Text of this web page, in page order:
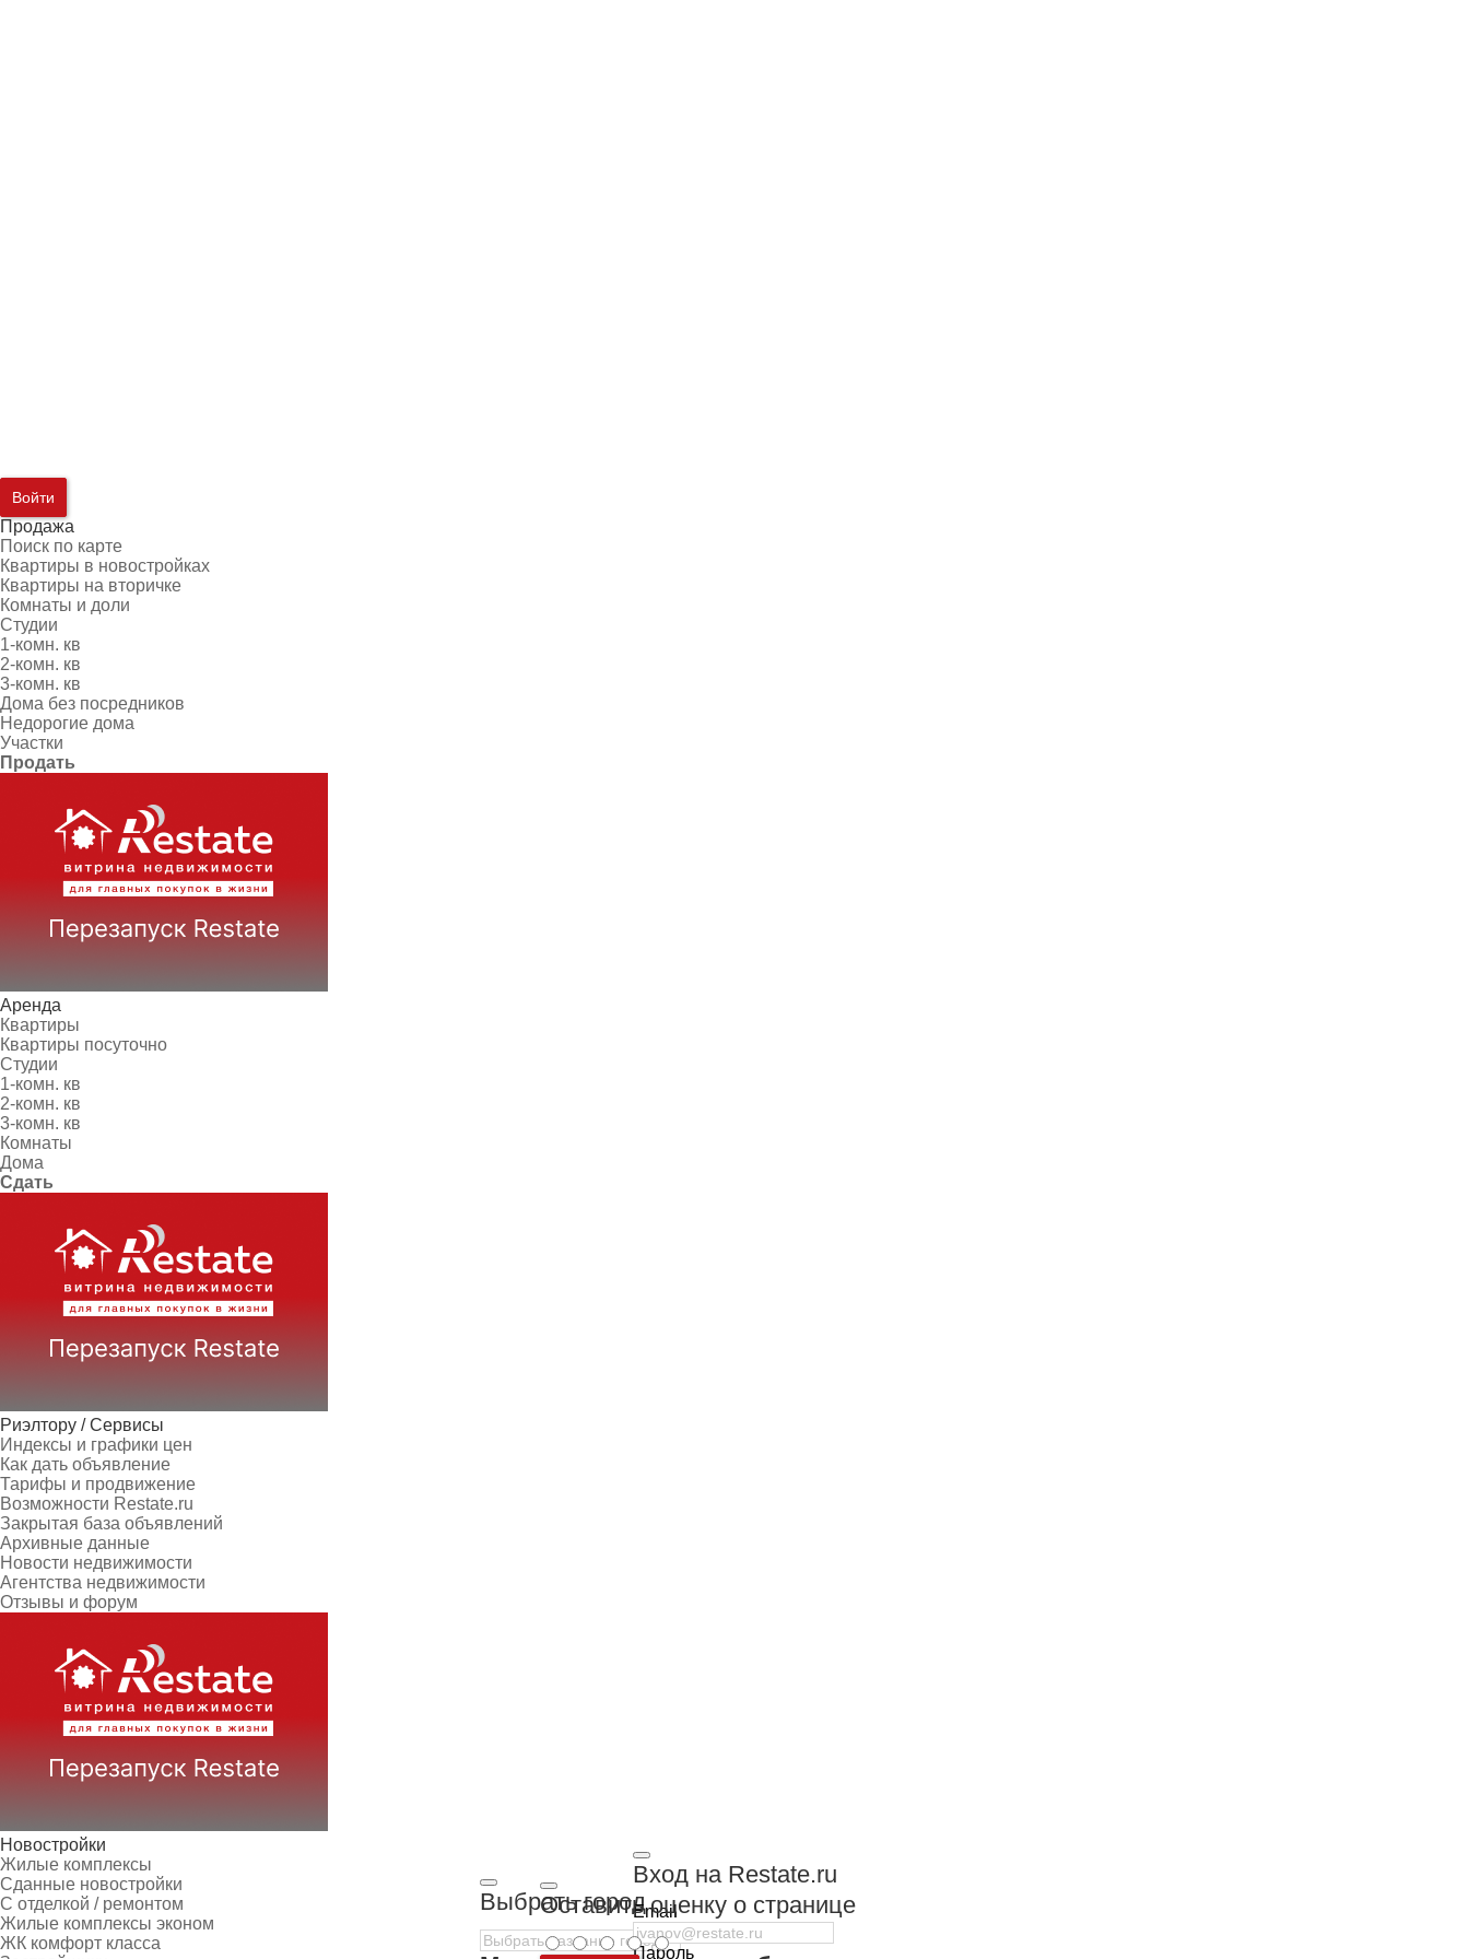
Войти
Продажа
Поиск по карте
Квартиры в новостройках
Квартиры на вторичке
Комнаты и доли
Студии
1-комн. кв
2-комн. кв
3-комн. кв
Дома без посредников
Недорогие дома
Участки
Продать
Аренда
Квартиры
Квартиры посуточно
Студии
1-комн. кв
2-комн. кв
3-комн. кв
Комнаты
Дома
Сдать
Риэлтору / Сервисы
Индексы и графики цен
Как дать объявление
Тарифы и продвижение
Возможности Restate.ru
Закрытая база объявлений
Архивные данные
Новости недвижимости
Агентства недвижимости
Отзывы и форум
Новостройки
Жилые комплексы
Сданные новостройки
С отделкой / ремонтом
Жилые комплексы эконом
ЖК комфорт класса
Выбрать город
Вход на Restate.ru
Email
Пароль
Оставить оценку о странице